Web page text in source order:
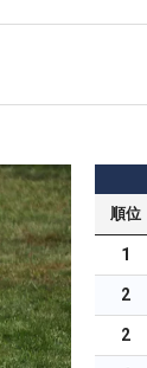
順位
1
2
2